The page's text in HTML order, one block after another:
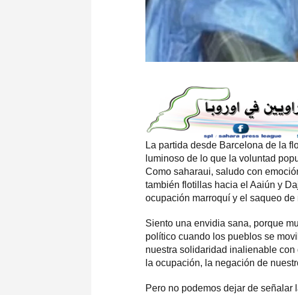
La partida desde Barcelona de la
luminoso de lo que la voluntad
Como saharaui, saludo con
también flotillas hacia el Aaiún y
ocupación marroquí y el saqueo
Siento una envidia sana, porque
político cuando los pueblos se
nuestra solidaridad inalienable
la ocupación, la negación de
Pero no podemos dejar de